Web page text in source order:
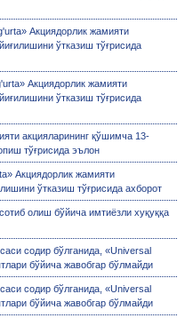
Акциядорлик жамияти
ўтказиш тўғрисида
Акциядорлик жамияти
ўтказиш тўғрисида
акцияларининг қўшимча 13-
тўғрисида эълон
Акциядорлик жамияти
ўтказиш тўғрисида ахборот
олиш бўйича имтиёзли хуқуққа
содир бўлганида, «Universal
бўйича жавобгар бўлмайди
содир бўлганида, «Universal
бўйича жавобгар бўлмайди